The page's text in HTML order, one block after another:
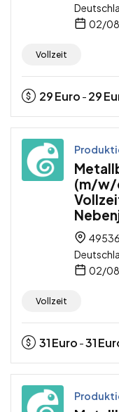
02/
Vollzeit
29Euro - 29
(m/w/
02/
Vollzeit
31Euro -31